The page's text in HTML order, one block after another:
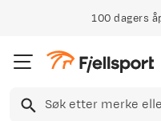
100 dagers